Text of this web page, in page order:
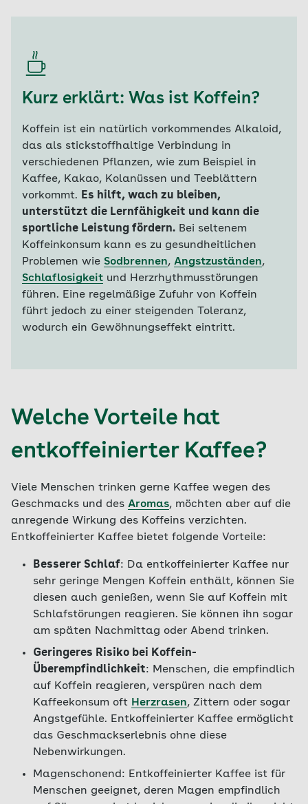
Kurz erklärt: Was ist Koffein?
Koffein ist ein natürlich vorkommendes Alkaloid,
das als stickstoffhaltige Verbindung in
verschiedenen Pflanzen, wie zum Beispiel in
Kaffee, Kakao, Kolanüssen und Teeblättern
vorkommt. Es hilft, wach zu bleiben,
unterstützt die Lernfähigkeit und kann die
sportliche Leistung fördern. Bei seltenem
Koffeinkonsum kann es zu gesundheitlichen
Problemen wie Sodbrennen, Angstzuständen,
Schlaflosigkeit und Herzrhythmusstörungen
führen. Eine regelmäßige Zufuhr von Koffein
führt jedoch zu einer steigenden Toleranz,
wodurch ein Gewöhnungseffekt eintritt.
Welche Vorteile hat
entkoffeinierter Kaffee?
Viele Menschen trinken gerne Kaffee wegen des
Geschmacks und des Aromas, möchten aber auf die
anregende Wirkung des Koffeins verzichten.
Entkoffeinierter Kaffee bietet folgende Vorteile:
Besserer Schlaf: Da entkoffeinierter Kaffee nur
sehr geringe Mengen Koffein enthält, können Sie
diesen auch genießen, wenn Sie auf Koffein mit
Schlafstörungen reagieren. Sie können ihn sogar
am späten Nachmittag oder Abend trinken.
Geringeres Risiko bei Koffein-
Überempfindlichkeit: Menschen, die empfindlich
auf Koffein reagieren, verspüren nach dem
Kaffeekonsum oft Herzrasen, Zittern oder sogar
Angstgefühle. Entkoffeinierter Kaffee ermöglicht
das Geschmackserlebnis ohne diese
Nebenwirkungen.
Magenschonend: Entkoffeinierter Kaffee ist für
Menschen geeignet, deren Magen empfindlich